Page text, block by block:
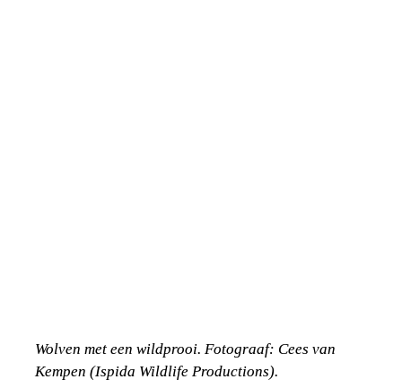
Wolven met een wildprooi. Fotograaf: Cees van
Kempen (Ispida Wildlife Productions).